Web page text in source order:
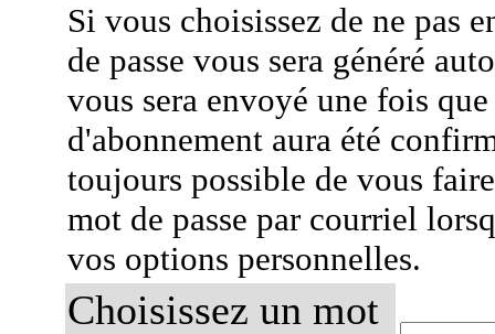
Si vous choisissez de ne pas
de passe vous sera généré
vous sera envoyé une fois
d'abonnement aura été
toujours possible de vous
mot de passe par courriel
vos options personnelles.
Choisissez un mot